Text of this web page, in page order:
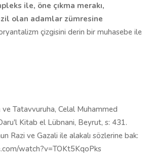
ile, öne çıkma merakı,
olan adamlar zümresine
çizgisini derin bir muhasebe ile
Tatavvuruha, Celal Muhammed
Kitab el Lübnani, Beyrut, s: 431.
Razi ve Gazali ile alakalı sözlerine bak:
watch?v=TOKt5KqoPks